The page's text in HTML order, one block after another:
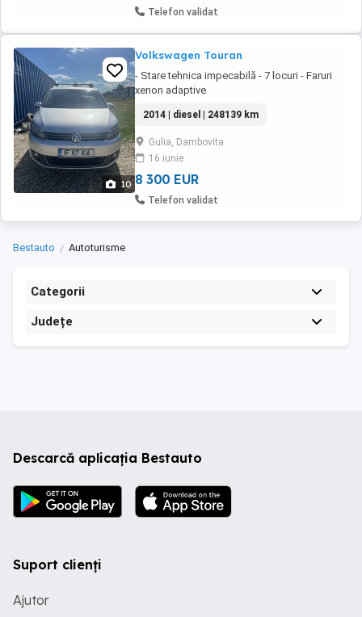
Telefon validat
10
Volkswagen Touran
- Stare tehnica impecabilă - 7 locuri - Faruri
xenon adaptive
2014 | diesel | 248139 km
Gulia, Dambovita
16 iunie
8 300 EUR
Telefon validat
Bestauto Autoturisme
Categorii
Județe
Descarcă aplicația Bestauto
Suport clienți
Ajutor